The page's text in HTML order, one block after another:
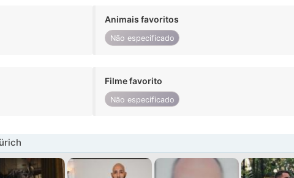
Animais favoritos
Não especificado
Filme favorito
Não especificado